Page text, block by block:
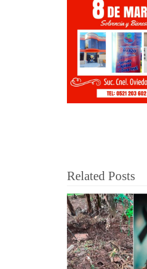
Related Posts